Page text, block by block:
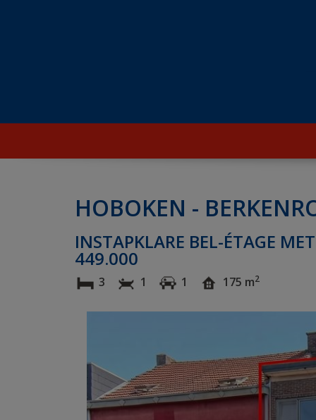
HOBOKEN -
INSTAPKLARE BEL-ÉTAGE
449.000
3 1 1 175 m2